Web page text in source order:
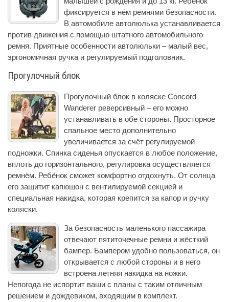
фиксируется в нём ремнями безопасности.
В автомобиле автолюлька устанавливается
против движения с помощью штатного автомобильного
ремня. Приятные особенности автолюльки – малый вес,
эргономичная ручка и регулируемый подголовник.
Прогулочный блок
Прогулочный блок в коляске Concord
Wanderer реверсивный – его можно
устанавливать в обе стороны. Просторное
спальное место дополнительно
увеличивается за счёт регулируемой
подножки. Спинка сиденья опускается в любое положение,
вплоть до горизонтального, регулировка осуществляется
ремнём. Ребёнок сможет комфортно отдохнуть. От солнца
его защитит капюшон с вентилируемой секцией и
специальная накидка, которая крепится за капор и ручку
коляски.
За безопасность маленького пассажира
отвечают пятиточечные ремни и жёсткий
бампер. Бампером удобно пользоваться, он
открывается с любой стороны и в него
встроена летняя накидка на ножки.
Непогода не испортит ваши с планы с таким отличным
решением и дождевиком, входящим в комплект.